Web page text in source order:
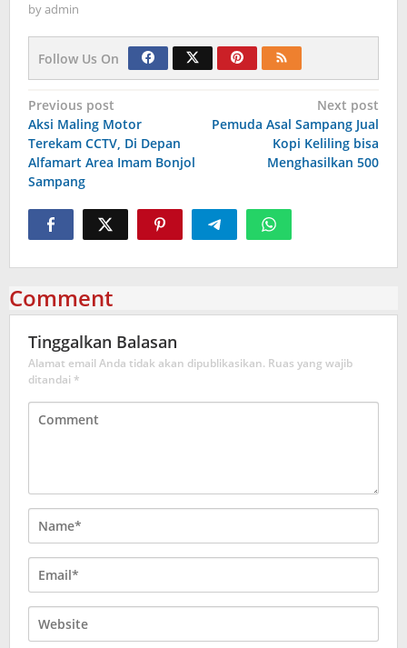
byadmin
Follow Us On
Navigasi
pos
Previous post
Aksi Maling Motor
Terekam CCTV, Di Depan
Alfamart Area Imam Bonjol
Sampang
Next post
Pemuda Asal Sampang Jual
Kopi Keliling bisa
Menghasilkan 500
Comment
Tinggalkan Balasan
Alamat email Anda tidak akan dipublikasikan. Ruas yang wajib
ditandai *